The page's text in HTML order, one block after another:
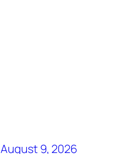
August 9, 2026